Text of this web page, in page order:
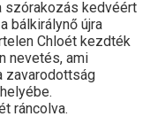
szórakozás kedvéért
bálkirálynő újra
Chloét kezdték
nevetés, ami
zavarodottság
ráncolva.